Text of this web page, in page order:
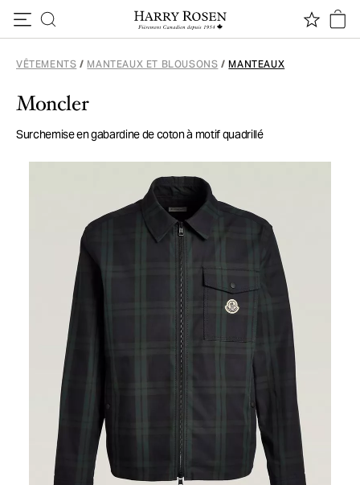
VÊTEMENTS / MANTEAUX ET BLOUSONS / MANTEAUX
Moncler
Surchemise en gabardine de coton à motif quadrillé